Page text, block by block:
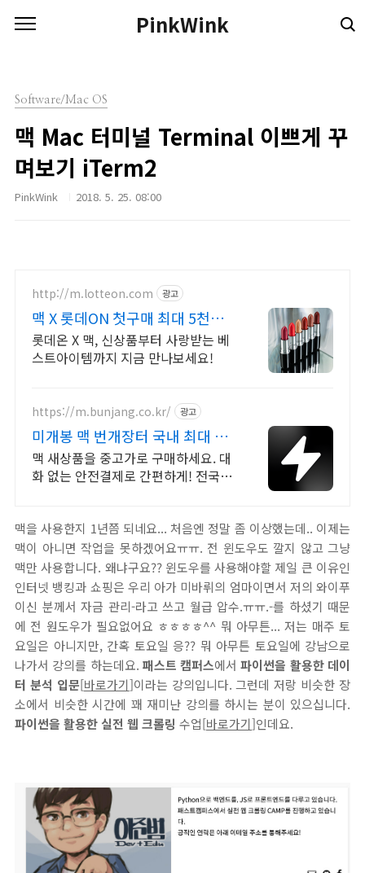
PinkWink
Software/Mac OS
맥 Mac 터미널 Terminal 이쁘게 꾸
며보기 iTerm2
PinkWink 2018. 5. 25. 08:00
http://m.lotteon.com 광고
맥 X 롯데ON 첫구매 최대 5천원
혜택!
롯데온 X 맥, 신상품부터 사랑받는 베
스트아이템까지 지금 만나보세요!
https://m.bunjang.co.kr/ 광고
미개봉 맥 번개장터 국내 최대 브
랜드 중고거래
맥 새상품을 중고가로 구매하세요. 대
화 없는 안전결제로 간편하게! 전국 각
맥을 사용한지 1년쯤 되네요... 처음엔 정말 좀 이상했는데.. 이제는
맥이 아니면 작업을 못하겠어요ㅠㅠ. 전 윈도우도 깔지 않고 그냥
맥만 사용합니다. 왜냐구요?? 윈도우를 사용해야할 제일 큰 이유인
인터넷 뱅킹과 쇼핑은 우리 아가 미바뤼의 엄마이면서 저의 와이푸
이신 분께서 자금 관리-라고 쓰고 월급 압수.ㅠㅠ.-를 하셨기 때문
에 전 원도우가 필요없어요 ㅎㅎㅎㅎ^^ 뭐 아무튼... 저는 매주 토
요일은 아니지만, 간혹 토요일 응?? 뭐 아무튼 토요일에 강남으로
나가서 강의를 하는데요. 패스트 캠퍼스에서파이썬을 활용한 데이
터 분석 입문[바로가기]이라는 강의입니다. 그런데 저랑 비슷한 장
소에서 비슷한 시간에 꽤 재미난 강의를 하시는 분이 있으십니다.
파이썬을 활용한 실전 웹 크롤링 수업[바로가기]인데요.